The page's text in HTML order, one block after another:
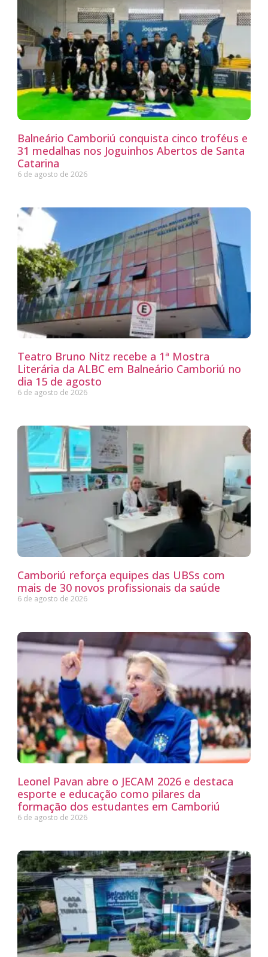
Balneário Camboriú conquista cinco troféus e
31 medalhas nos Joguinhos Abertos de Santa
Catarina
6 de agosto de 2026
Teatro Bruno Nitz recebe a 1ª Mostra
Literária da ALBC em Balneário Camboriú no
dia 15 de agosto
6 de agosto de 2026
Camboriú reforça equipes das UBSs com
mais de 30 novos profissionais da saúde
6 de agosto de 2026
Leonel Pavan abre o JECAM 2026 e destaca
esporte e educação como pilares da
formação dos estudantes em Camboriú
6 de agosto de 2026